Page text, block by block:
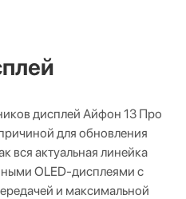
дисплей Айфон 13 Про
для обновления
вся актуальная линейка
OLED-дисплеями с
и максимальной